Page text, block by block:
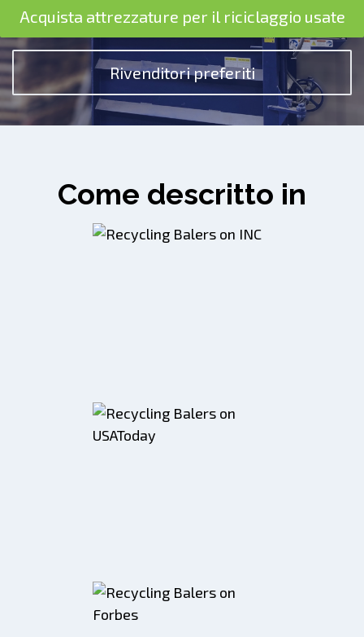
Acquista attrezzature per il riciclaggio usate
Rivenditori preferiti
Come descritto in